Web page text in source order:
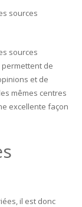
sources
sources
permettent de
et de
mêmes centres
excellente façon
il est donc